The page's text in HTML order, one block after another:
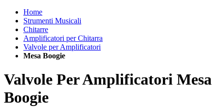
Home
Strumenti Musicali
Chitarre
Amplificatori per Chitarra
Valvole per Amplificatori
Mesa Boogie
Valvole Per Amplificatori Mesa
Boogie